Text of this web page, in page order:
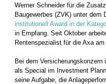
Werner Schneider für die
Baugewerbes (ZVK) unter dem
institutionell Award in der
in Empfang. Seit Oktober
Rentenspezialist für die Axa am
Bei dem
als Special im Investment
seine Aufgabe, die